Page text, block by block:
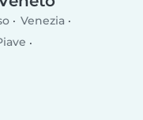
Venezia